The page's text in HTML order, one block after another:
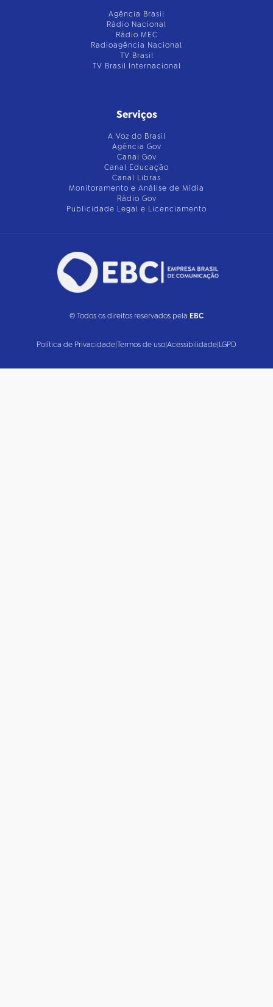
Agência Brasil
Rádio Nacional
Rádio MEC
Radioagência Nacional
TV Brasil
TV Brasil Internacional
Serviços
A Voz do Brasil
Agência Gov
Canal Gov
Canal Educação
Canal Libras
Monitoramento e Análise de Mídia
Rádio Gov
Publicidade Legal e Licenciamento
© Todos os direitos reservados pela EBC
Política de Privacidade|Termos de uso|Acessibilidade|LGPD